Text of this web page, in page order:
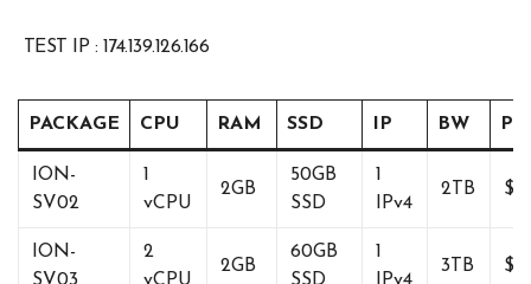
TEST IP : 174.139.126.166
PACKAGE CPU RAM SSD IP BW
ION-
SV02
1
vCPU
2GB
50GB
SSD
1
IPv4
2TB
ION-
SV03
2
vCPU
2GB
60GB
SSD
1
IPv4
3TB